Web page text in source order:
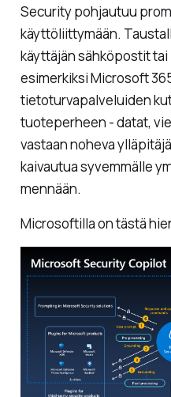
Security pohjautuu
käyttöliittymään.
käyttäjän sähköpostit
esimerkiksi Microsoft
tietoturvapalveluiden
tuoteperheen - datat,
vastaan noheva
kaivautua syvemmälle
mennään.
Microsoftilla on tästä